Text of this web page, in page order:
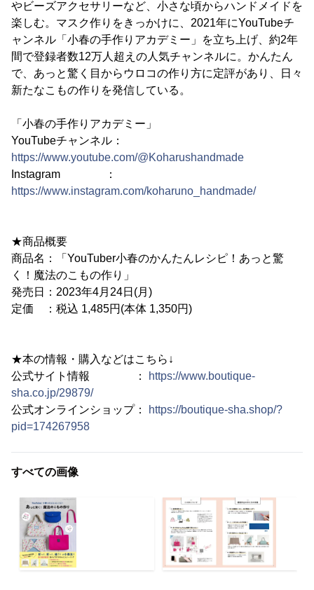
やビーズアクセサリーなど、小さな頃からハンドメイドを
楽しむ。マスク作りをきっかけに、2021年にYouTubeチ
ャンネル「小春の手作りアカデミー」を立ち上げ、約2年
間で登録者数12万人超えの人気チャンネルに。かんたん
で、あっと驚く目からウロコの作り方に定評があり、日々
新たなこもの作りを発信している。
「小春の手作りアカデミー」
YouTubeチャンネル：
https://www.youtube.com/@Koharushandmade
Instagram ：
https://www.instagram.com/koharuno_handmade/
★商品概要
商品名：「YouTuber小春のかんたんレシピ！あっと驚
く！魔法のこもの作り」
発売日：2023年4月24日(月)
定価 ：税込 1,485円(本体 1,350円)
★本の情報・購入などはこちら↓
公式サイト情報 ：
https://www.boutique-
sha.co.jp/29879/
公式オンラインショップ：
https://boutique-sha.shop/?
pid=174267958
すべての画像